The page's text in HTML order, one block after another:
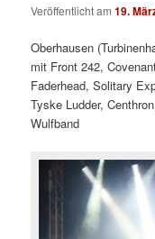
Veröffentlicht am19.
Oberhausen
mit Front 242,
Faderhead, Solitary
Tyske Ludder,
Wulfband